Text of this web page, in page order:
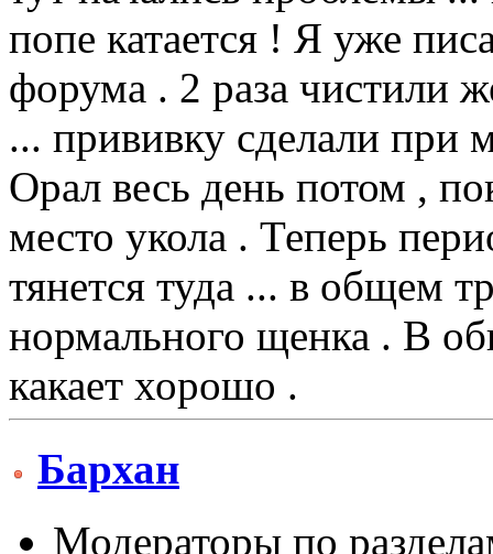
попе катается ! Я уже
форума . 2 раза чистили
... прививку сделали при
Орал весь день потом ,
место укола . Теперь
тянется туда ... в общем
нормального щенка . В
какает хорошо .
Бархан
Модераторы по